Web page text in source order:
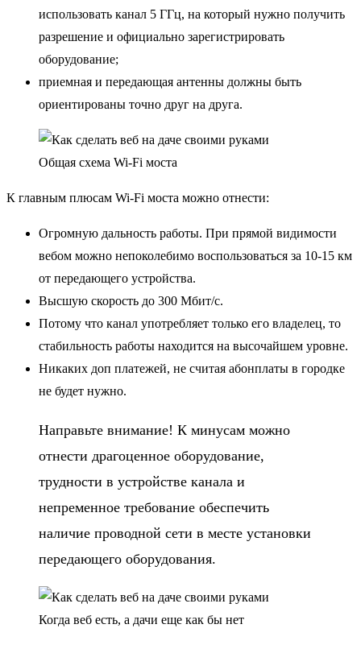
использовать канал 5 ГГц, на который нужно получить
разрешение и официально зарегистрировать
оборудование;
приемная и передающая антенны должны быть
ориентированы точно друг на друга.
Общая схема Wi-Fi моста
К главным плюсам Wi-Fi моста можно отнести:
Огромную дальность работы. При прямой видимости
вебом можно непоколебимо воспользоваться за 10-15 км
от передающего устройства.
Высшую скорость до 300 Мбит/с.
Потому что канал употребляет только его владелец, то
стабильность работы находится на высочайшем уровне.
Никаких доп платежей, не считая абонплаты в городке
не будет нужно.
Направьте внимание! К минусам можно
отнести драгоценное оборудование,
трудности в устройстве канала и
непременное требование обеспечить
наличие проводной сети в месте установки
передающего оборудования.
Когда веб есть, а дачи еще как бы нет